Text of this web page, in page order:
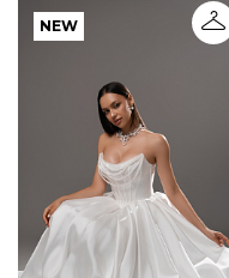
NEW